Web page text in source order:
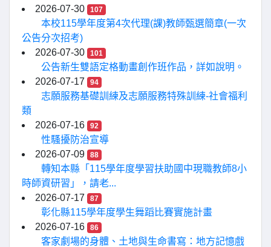
2026-07-30
107
本校115學年度第4次代理(課)教師甄選簡章(一次
公告分次招考)
2026-07-30
101
公告新生雙語定格動畫創作班作品，詳如說明。
2026-07-17
94
志願服務基礎訓練及志願服務特殊訓練-社會福利
類
2026-07-16
92
性騷擾防治宣導
2026-07-09
88
轉知本縣「115學年度學習扶助國中現職教師8小
時師資研習」，請老...
2026-07-17
87
彰化縣115學年度學生舞蹈比賽實施計畫
2026-07-16
86
客家劇場的身體、土地與生命書寫：地方記憶戲